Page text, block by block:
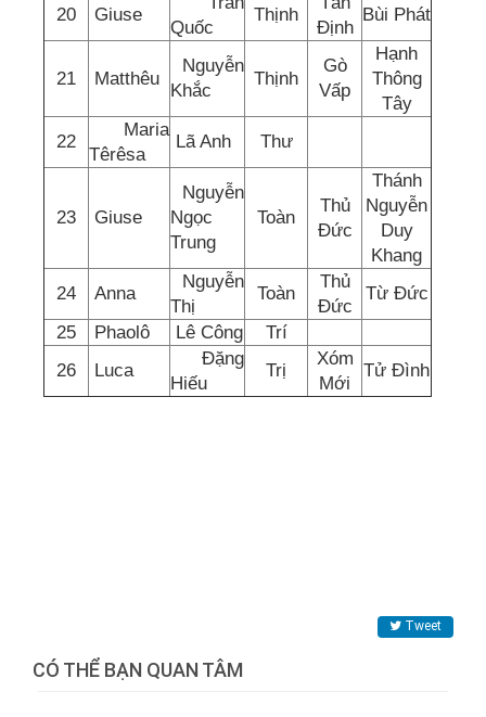
20 Giuse
Quốc
Thịnh
Định
Bùi Phát
21 Matthêu
Nguyễn
Khắc
Thịnh
Gò
Vấp
Hạnh
Thông
Tây
22
Maria
Têrêsa
Lã Anh Thư
23 Giuse
Nguyễn
Ngọc
Trung
Toàn
Thủ
Đức
Thánh
Nguyễn
Duy
Khang
24
Anna
Nguyễn
Thị
Toàn
Thủ
Đức
Từ Đức
25
Phaolô Lê Công
Trí
26
Luca
Đặng
Hiếu
Trị
Xóm
Mới
Tử Đình
Tweet
CÓ THỂ BẠN QUAN TÂM